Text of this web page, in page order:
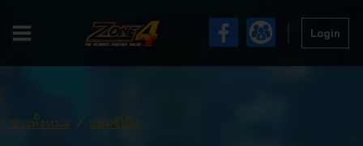
Login
ข่าวทั้งหมด แพทช์โน๊ต